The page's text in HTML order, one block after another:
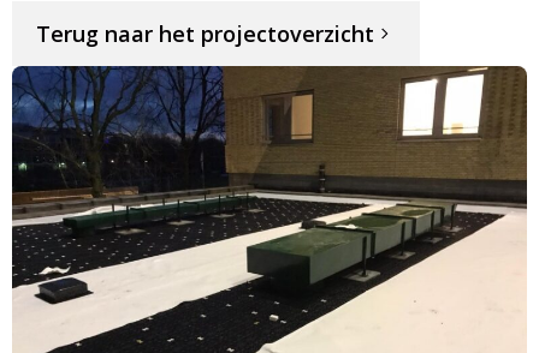
Terug naar het projectoverzicht